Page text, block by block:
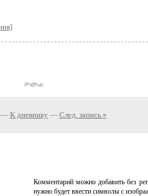
К дневнику — След. запись »
Комментарий можно добавить без
нужно будет ввести символы с